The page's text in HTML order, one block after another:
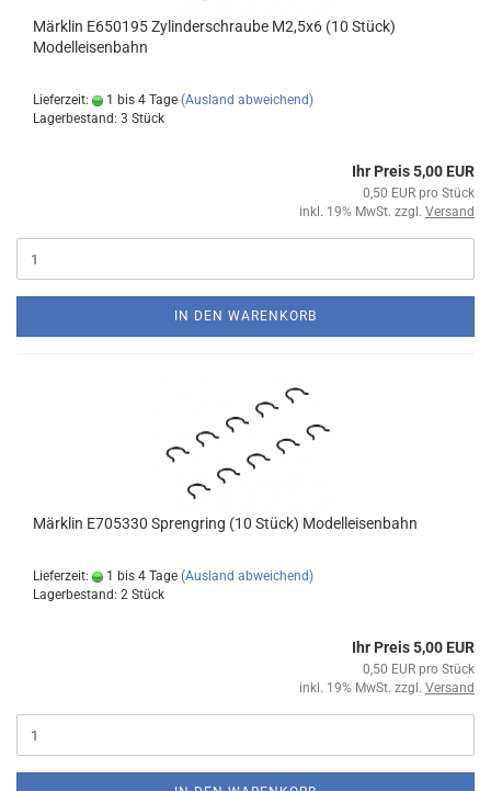
Märklin E650195 Zylinderschraube M2,5x6 (10 Stück)
Modelleisenbahn
Lieferzeit: 1 bis 4 Tage (Ausland abweichend)
Lagerbestand: 3 Stück
Ihr Preis 5,00 EUR
0,50 EUR pro Stück
inkl. 19% MwSt. zzgl. Versand
IN DEN WARENKORB
Märklin E705330 Sprengring (10 Stück) Modelleisenbahn
Lieferzeit: 1 bis 4 Tage (Ausland abweichend)
Lagerbestand: 2 Stück
Ihr Preis 5,00 EUR
0,50 EUR pro Stück
inkl. 19% MwSt. zzgl. Versand